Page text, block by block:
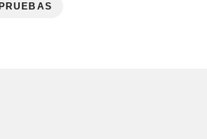
PRUEBAS